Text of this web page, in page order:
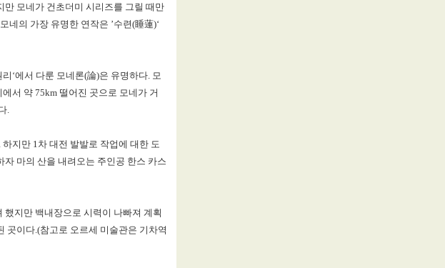
모네가 건초더미 시리즈를 그릴 때만
네의 가장 유명한 연작은 ’수련(睡蓮)‘
리 ‘에서 다룬 모네론(論)은 유명하다. 모
에서 약 75km 떨어진 곳으로 모네가 거
.
. 하지만 1차 대전 발발로 작업에 대한 도
자 마의 산을 내려오는 주인공 한스 카스
지만 백내장으로 시력이 나빠져 계획
곳이다.(참고로 오르세 미술관은 기차역